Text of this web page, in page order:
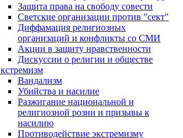
Защита права на свободу совести
Светские организации против "сект"
Диффамация религиозных
организаций и конфликты со СМИ
Акции в защиту нравственности
Дискуссии о религии и обществе
Вандализм
Убийства и насилие
Разжигание национальной и
религиозной розни и призывы к
насилию
Противодействие экстремизму